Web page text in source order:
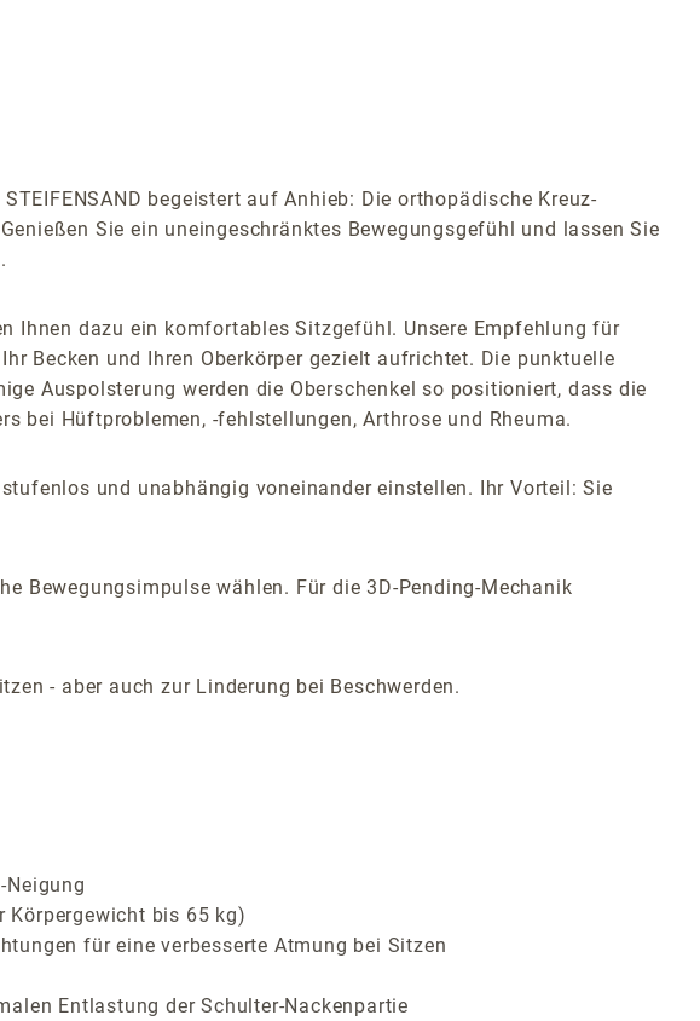
begeistert auf Anhieb: Die orthopädische Kreuz-
Sie ein uneingeschränktes Bewegungsgefühl und lassen Sie
Ihnen dazu ein komfortables Sitzgefühl. Unsere Empfehlung für
Becken und Ihren Oberkörper gezielt aufrichtet. Die punktuelle
Auspolsterung werden die Oberschenkel so positioniert, dass die
bei Hüftproblemen, -fehlstellungen, Arthrose und Rheuma.
und unabhängig voneinander einstellen. Ihr Vorteil: Sie
Bewegungsimpulse wählen. Für die 3D-Pending-Mechanik
- aber auch zur Linderung bei Beschwerden.
bis 65 kg)
für eine verbesserte Atmung bei Sitzen
Entlastung der Schulter-Nackenpartie